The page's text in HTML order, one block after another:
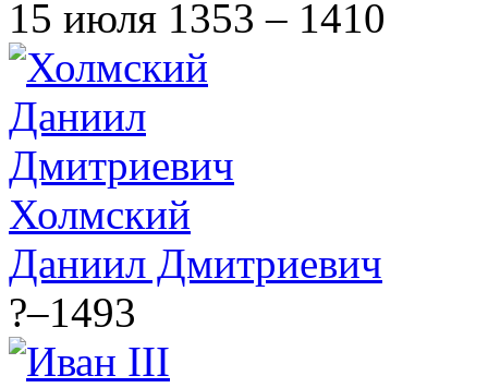
15 июля 1353 – 1410
Холмский
Даниил Дмитриевич
?–1493